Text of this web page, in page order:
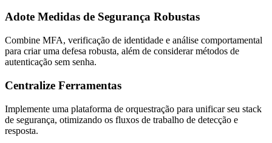
Adote Medidas de Segurança Robustas
Combine MFA, verificação de identidade e análise comportamental
para criar uma defesa robusta, além de considerar métodos de
autenticação sem senha.
Centralize Ferramentas
Implemente uma plataforma de orquestração para unificar seu stack
de segurança, otimizando os fluxos de trabalho de detecção e
resposta.